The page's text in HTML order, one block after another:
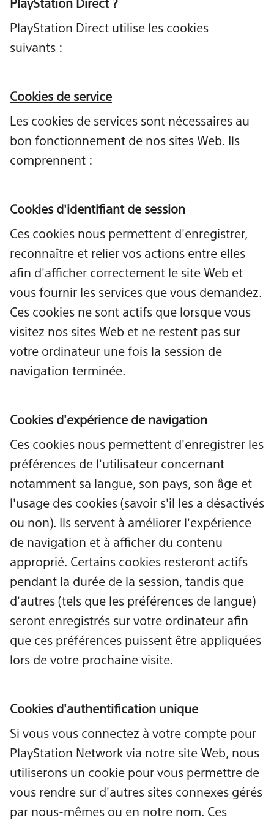
PlayStation Direct utilise les cookies
suivants :
Cookies de service
Les cookies de services sont nécessaires au
bon fonctionnement de nos sites Web. Ils
comprennent :
Cookies d'identifiant de session
Ces cookies nous permettent d'enregistrer,
reconnaître et relier vos actions entre elles
afin d'afficher correctement le site Web et
vous fournir les services que vous demandez.
Ces cookies ne sont actifs que lorsque vous
visitez nos sites Web et ne restent pas sur
votre ordinateur une fois la session de
navigation terminée.
Cookies d'expérience de navigation
Ces cookies nous permettent d'enregistrer les
préférences de l'utilisateur concernant
notamment sa langue, son pays, son âge et
l'usage des cookies (savoir s'il les a désactivés
ou non). Ils servent à améliorer l'expérience
de navigation et à afficher du contenu
approprié. Certains cookies resteront actifs
pendant la durée de la session, tandis que
d'autres (tels que les préférences de langue)
seront enregistrés sur votre ordinateur afin
que ces préférences puissent être appliquées
lors de votre prochaine visite.
Cookies d'authentification unique
Si vous vous connectez à votre compte pour
PlayStation Network via notre site Web, nous
utiliserons un cookie pour vous permettre de
vous rendre sur d'autres sites connexes gérés
par nous-mêmes ou en notre nom. Ces